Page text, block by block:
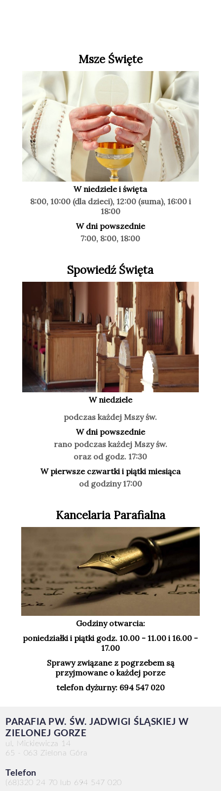
Msze Święte
W niedziele i święta
8:00, 10:00 (dla dzieci), 12:00 (suma), 16:00 i
18:00
W dni powszednie
7:00, 8:00, 18:00
Spowiedź Święta
W niedziele
podczas każdej Mszy św.
W dni powszednie
rano podczas każdej Mszy św.
oraz od godz. 17:30
W pierwsze czwartki i piątki miesiąca
od godziny 17:00
Kancelaria Parafialna
Godziny otwarcia:
poniedziałki i piątki godz. 10.00 - 11.00 i 16.00 -
17.00
Sprawy związane z pogrzebem są
przyjmowane o każdej porze
telefon dyżurny: 694 547 020
PARAFIA PW. ŚW. JADWIGI ŚLĄSKIEJ W
ZIELONEJ GORZE
ul. Mickiewicza 14
65 - 063 Zielona Góra
Telefon
(68)320 24 70 lub 694 547 020